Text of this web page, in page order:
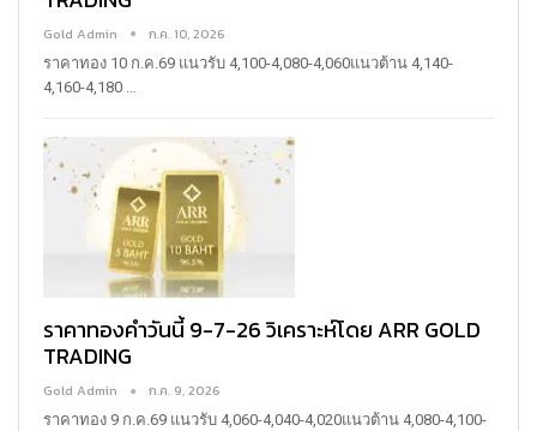
Gold Admin ก.ค. 10, 2026
ราคาทอง 10 ก.ค.69 แนวรับ 4,100-4,080-4,060แนวต้าน 4,140-
4,160-4,180 …
ราคาทองคำวันนี้ 9-7-26 วิเคราะห์โดย ARR GOLD
TRADING
Gold Admin ก.ค. 9, 2026
ราคาทอง 9 ก.ค.69 แนวรับ 4,060-4,040-4,020แนวต้าน 4,080-4,100-